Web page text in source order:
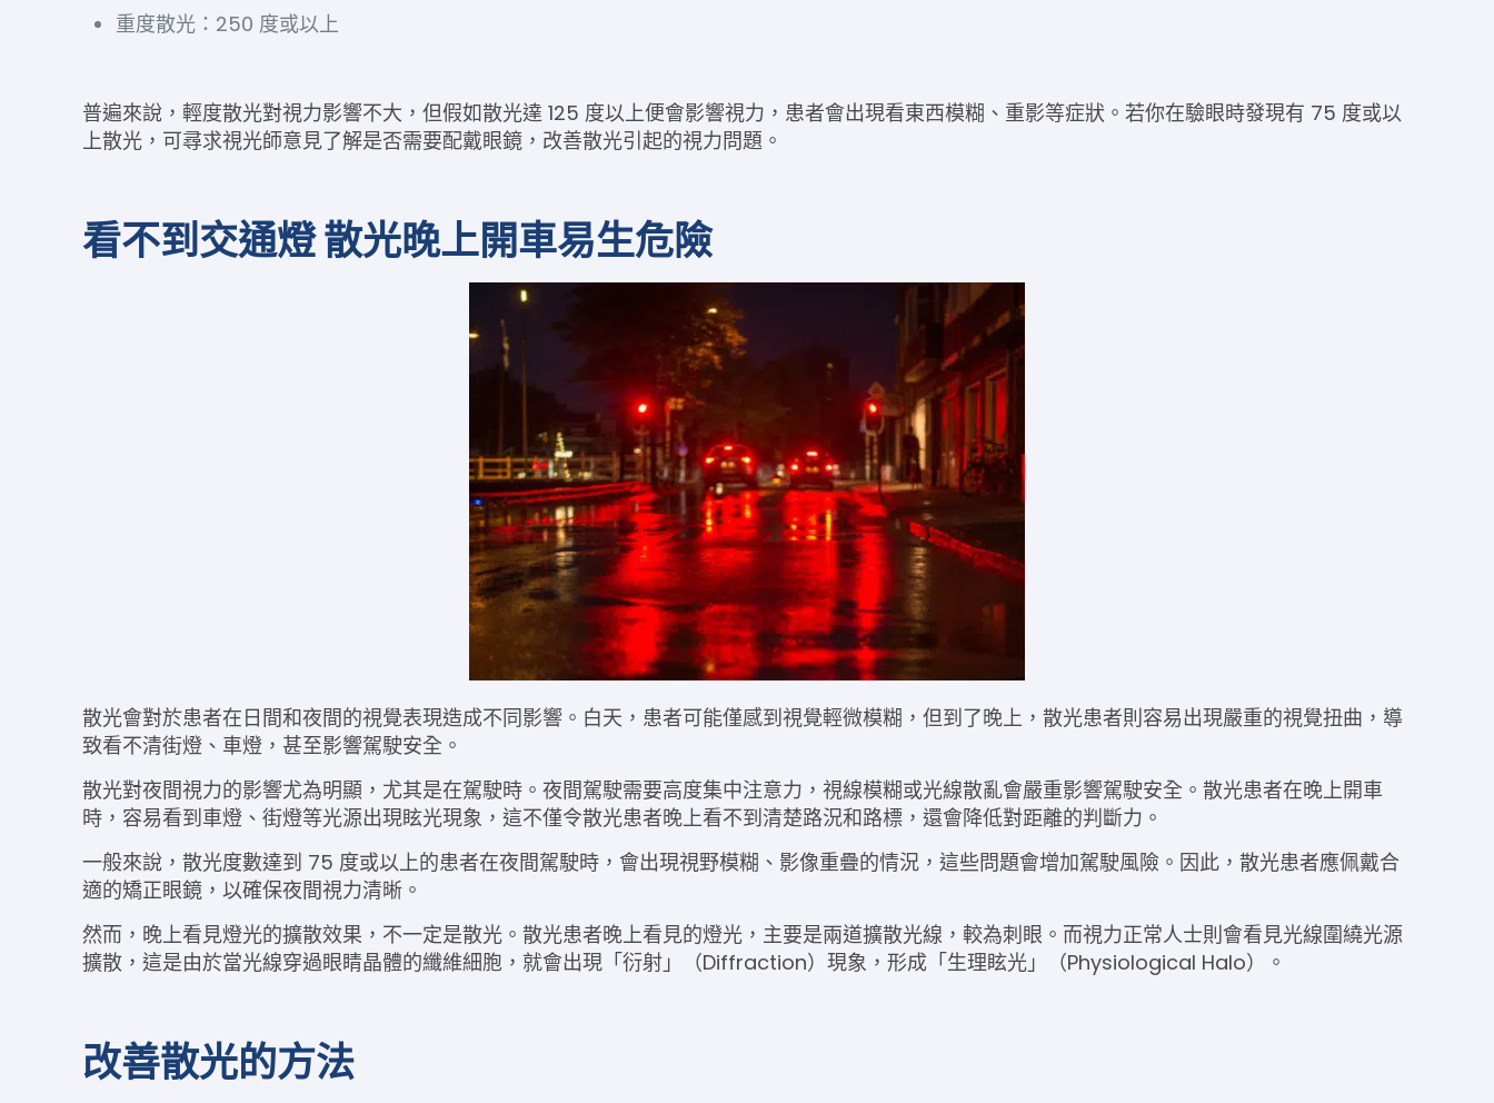
重度散光：250 度或以上
普遍來說，輕度散光對視力影響不大，但假如散光達 125 度以上便會影響視力，患者會出現看東西模糊、重影等症狀。若你在驗眼時發現有 75 度或以
上散光，可尋求視光師意見了解是否需要配戴眼鏡，改善散光引起的視力問題。
看不到交通燈散光晚上開車易生危險
散光會對於患者在日間和夜間的視覺表現造成不同影響。白天，患者可能僅感到視覺輕微模糊，但到了晚上 ，散光患者則容易出現嚴重的視覺扭曲，導
致看不清街燈、車燈，甚至影響駕駛安全。
散光對夜間視力的影響尤為明顯，尤其是在駕駛時。夜間駕駛需要高度集中注意力，視線模糊或光線散亂會嚴重影響駕駛安全。散光患者在晚上開車
時，容易看到車燈、街燈等光源出現眩光現象，這不僅令散光患者晚上看不到清楚路況和路標，還會降低對距離的判斷力。
一般來說，散光度數達到 75 度或以上的患者在夜間駕駛時，會出現視野模糊、影像重疊的情況，這些問題會增加駕駛風險。因此，散光患者應佩戴合
適的矯正眼鏡，以確保夜間視力清晰。
然而，晚上看見燈光的擴散效果，不一定是散光。散光患者晚上看見的燈光，主要是兩道擴散光線，較為刺眼。而視力正常人士則會看見光線圍繞光源
擴散，這是由於當光線穿過眼睛晶體的纖維細胞，就會出現「衍射」（Diffraction）現象，形成「生理眩光」（Physiological Halo）。
改善散光的方法